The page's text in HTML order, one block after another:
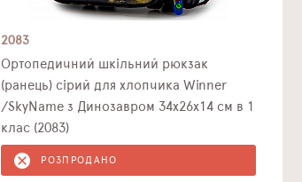
2083
Ортопедичний шкільний рюкзак
(ранець) сірий для хлопчика Winner
/SkyName з Динозавром 34х26х14 см в 1
клас (2083)
РОЗПРОДАНО